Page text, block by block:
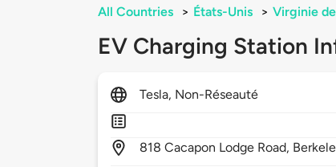
All Countries > États-Unis > Virginie
EV Charging Station
Tesla, Non-Réseauté
818Cacapon Lodge Road,